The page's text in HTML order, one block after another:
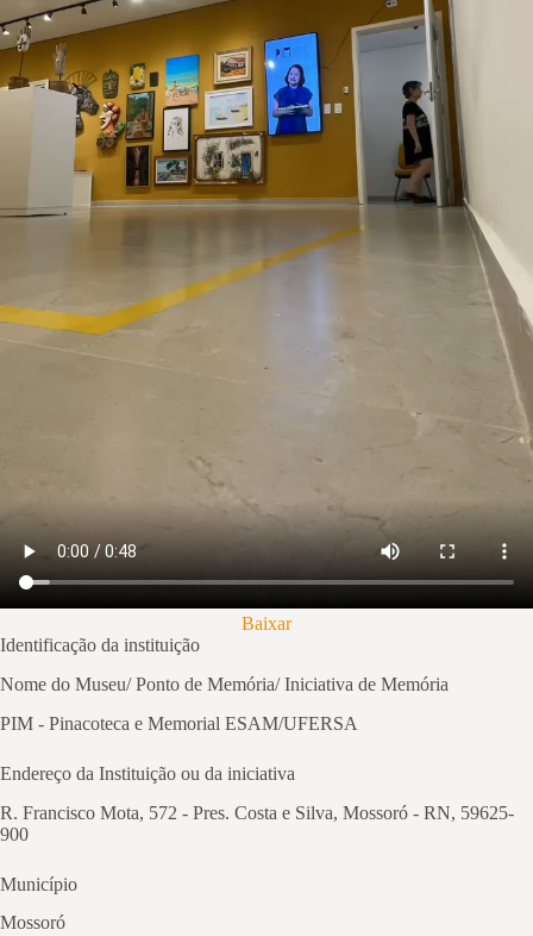
Baixar
Identificação da instituição
Nome do Museu/ Ponto de Memória/ Iniciativa de Memória
PIM - Pinacoteca e Memorial ESAM/UFERSA
Endereço da Instituição ou da iniciativa
R. Francisco Mota, 572 - Pres. Costa e Silva, Mossoró - RN, 59625-
900
Município
Mossoró